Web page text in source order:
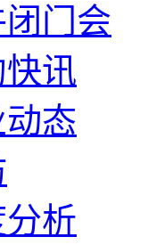
门会
讯
态
析